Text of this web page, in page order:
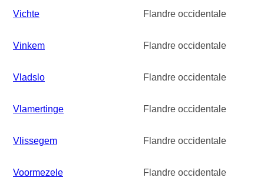
Vichte Flandre occidentale
Vinkem Flandre occidentale
Vladslo Flandre occidentale
Vlamertinge Flandre occidentale
Vlissegem Flandre occidentale
Voormezele Flandre occidentale